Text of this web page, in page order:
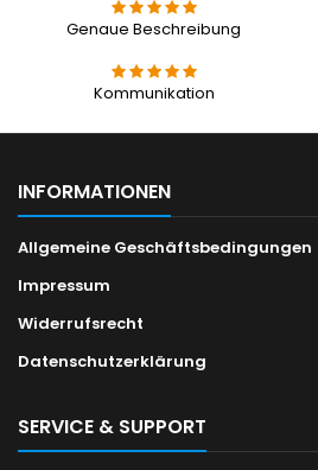
Genaue Beschreibung
Kommunikation
INFORMATIONEN
Allgemeine Geschäftsbedingungen
Impressum
Widerrufsrecht
Datenschutzerklärung
SERVICE & SUPPORT